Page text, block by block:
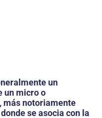
un
un micro o
más notoriamente
se asocia con la